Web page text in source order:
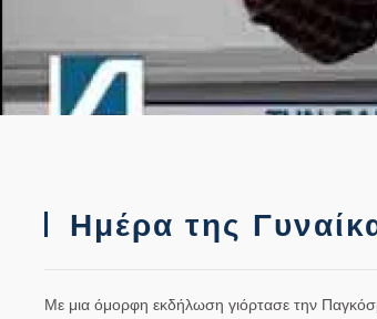
Ημέρα της
Με μια όμορφη εκδήλωση γιόρτασε την